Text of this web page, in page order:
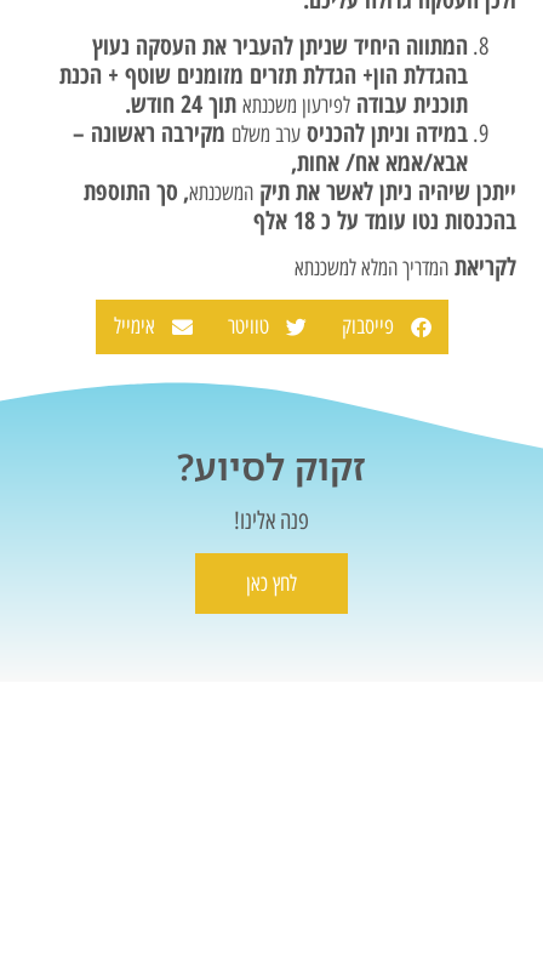
המתווה היחיד שניתן להעביר את העסקה נעוץ
בהגדלת הון+ הגדלת תזרים מזומנים שוטף + הכנת
תוכנית עבודהלפירעון משכנתא תוך 24 חודש.
במידה וניתן להכניסערב משלם מקירבה ראשונה –
אבא/אמא אח/ אחות,
ייתכן שיהיה ניתן לאשר את תיקהמשכנתא, סך התוספת
בהכנסות נטו עומד על כ 18 אלף
לקריאתהמדריך המלא למשכנתא
פייסבוק טוויטר אימייל
זקוק לסיוע?
פנה אלינו!
לחץ כאן